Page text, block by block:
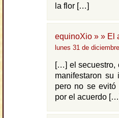
la flor […]
equinoXio » » El
lunes 31 de
[…] el secuestro,
manifestaron su
pero no se evitó
por el acuerdo